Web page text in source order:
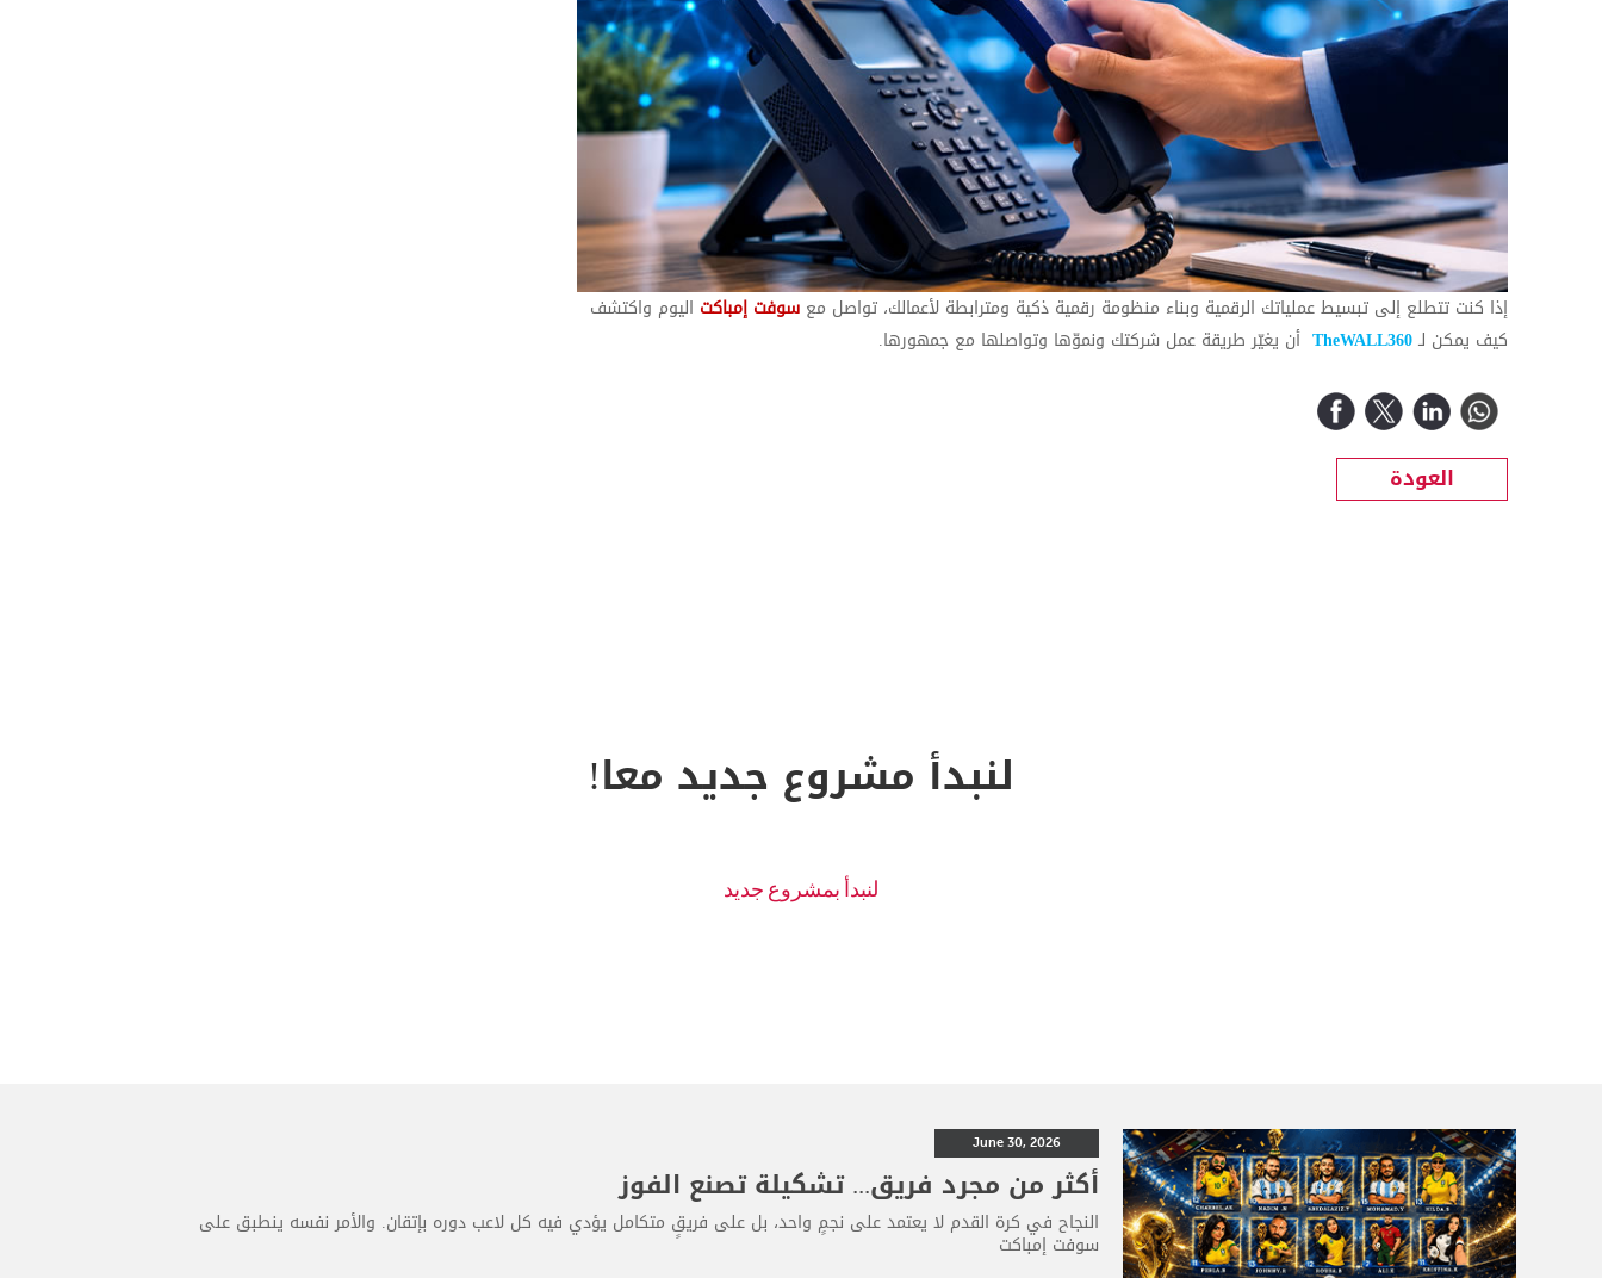
إذا كنت تتطلع إلى تبسيط عملياتك الرقمية وبناء منظومة رقمية ذكية ومترابطة لأعمالك، تواصل معسوفت إمباكت اليوم واكتشف
كيف يمكن لـTheWALL360 أن يغيّر طريقة عمل شركتك ونموّها وتواصلها مع جمهورها.
العودة
لنبدأ مشروع جديد معا!
June 30, 2026
أكثر من مجرد فريق... تشكيلة تصنع الفوز
النجاح في كرة القدم لا يعتمد على نجمٍ واحد، بل على فريقٍ متكامل يؤدي فيه كل لاعب دوره بإتقان. والأمر نفسه ينطبق على
سوفت إمباكت